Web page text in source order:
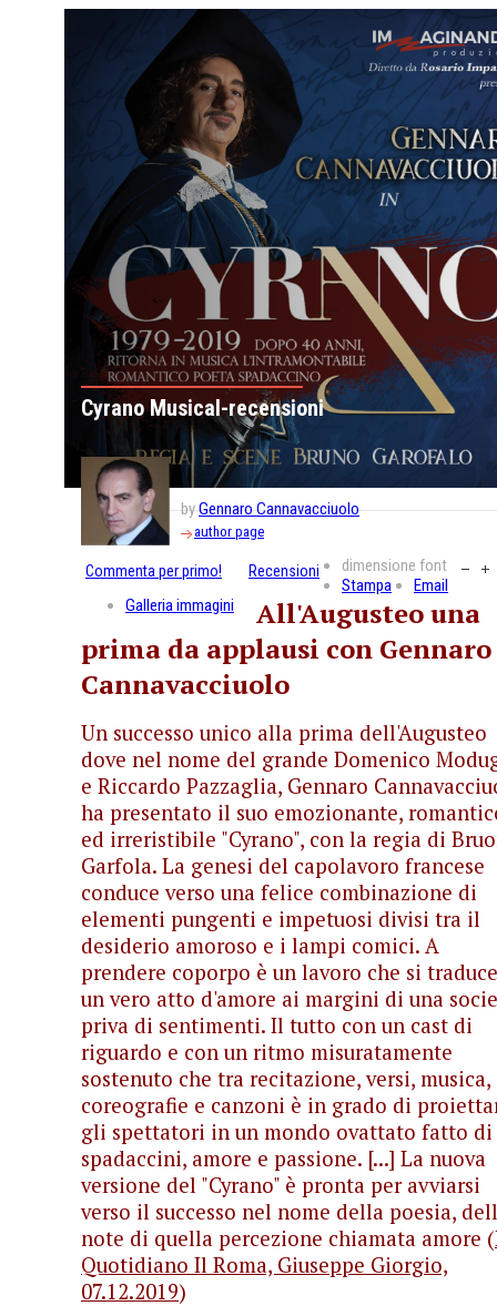
Cyrano Musical-recensioni
byGennaro Cannavacciuolo
author page
Commenta per primo! Recensioni
dimensione font
Stampa
Email
Galleria immagini
All'Augusteo una
prima da applausi con Gennaro
Cannavacciuolo
Un successo unico alla prima dell'Augusteo
dove nel nome del grande Domenico
e Riccardo Pazzaglia, Gennaro
ha presentato il suo emozionante,
ed irreristibile "Cyrano", con la regia di
Garfola. La genesi del capolavoro francese
conduce verso una felice combinazione di
elementi pungenti e impetuosi divisi tra il
desiderio amoroso e i lampi comici. A
prendere coporpo è un lavoro che si
un vero atto d'amore ai margini di una
priva di sentimenti. Il tutto con un cast di
riguardo e con un ritmo misuratamente
sostenuto che tra recitazione, versi, musica,
coreografie e canzoni è in grado di
gli spettatori in un mondo ovattato fatto di
spadaccini, amore e passione. [...] La nuova
versione del "Cyrano" è pronta per avviarsi
verso il successo nel nome della poesia,
note di quella percezione chiamata amore (
Quotidiano Il Roma, Giuseppe Giorgio,
07.12.2019)